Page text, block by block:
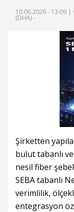
10.06.2026 - 13:09 |
(DHA) -
Şirketten
bulut tabanlı
nesil fiber
SEBA tabanlı
verimlilik,
entegrasyon